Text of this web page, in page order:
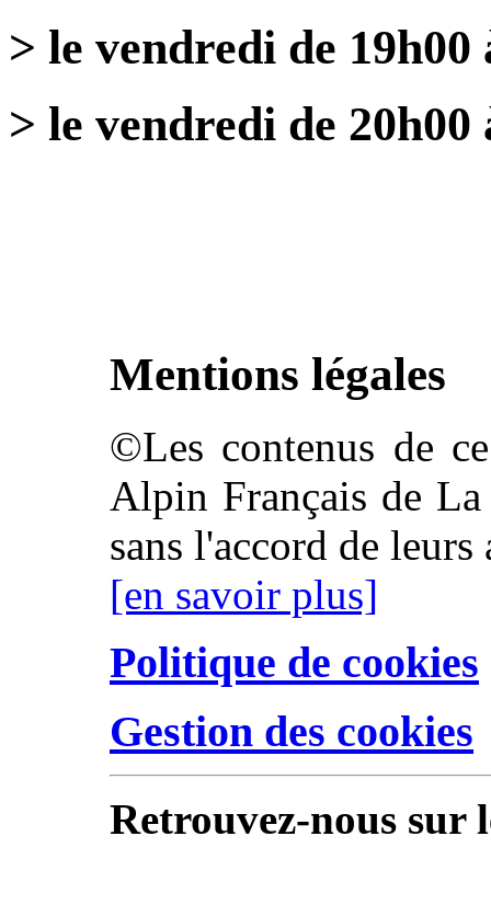
> le vendredi de
> le vendredi de
Mentions légales
©Les contenus de
Alpin Français de
sans l'accord de leurs
[en savoir plus]
Politique de cookies
Gestion des cookies
Retrouvez-nous sur